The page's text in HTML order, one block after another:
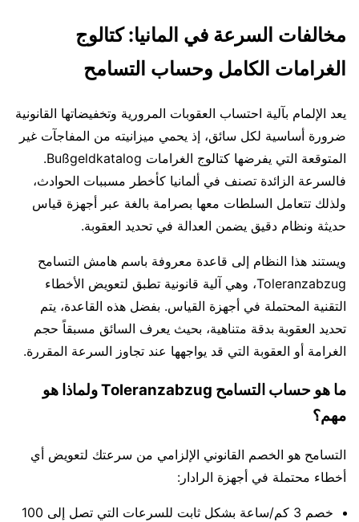
مخالفات السرعة في المانيا: كتالوج
الغرامات الكامل وحساب التسامح
يعد الإلمام بآلية احتساب العقوبات المرورية وتخفيضاتها القانونية
ضرورة أساسية لكل سائق، إذ يحمي ميزانيته من المفاجآت غير
المتوقعة التي يفرضها كتالوج الغرامات Bußgeldkatalog.
فالسرعة الزائدة تصنف في ألمانيا كأخطر مسببات الحوادث،
ولذلك تتعامل السلطات معها بصرامة بالغة عبر أجهزة قياس
حديثة ونظام دقيق يضمن العدالة في تحديد العقوبة.
ويستند هذا النظام إلى قاعدة معروفة باسم هامش التسامح
Toleranzabzug، وهي آلية قانونية تطبق لتعويض الأخطاء
التقنية المحتملة في أجهزة القياس. بفضل هذه القاعدة، يتم
تحديد العقوبة بدقة متناهية، بحيث يعرف السائق مسبقاً حجم
الغرامة أو العقوبة التي قد يواجهها عند تجاوز السرعة المقررة.
ما هو حساب التسامح Toleranzabzug ولماذا هو
مهم؟
التسامح هو الخصم القانوني الإلزامي من سرعتك لتعويض أي
أخطاء محتملة في أجهزة الرادار:
خصم 3 كم/ساعة بشكل ثابت للسرعات التي تصل إلى 100